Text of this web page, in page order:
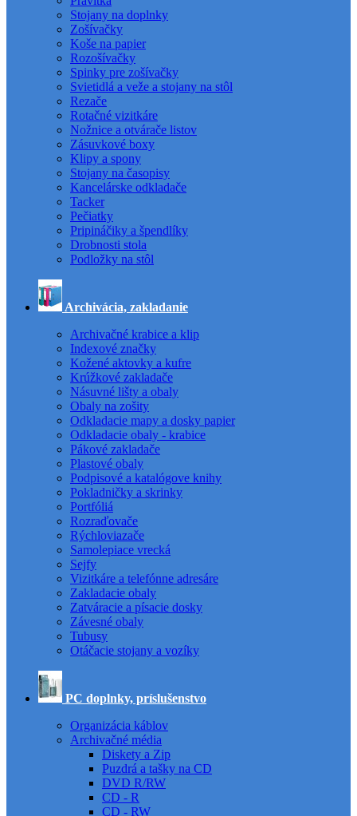
Stojany na doplnky
Zošívačky
Koše na papier
Rozošívačky
Spinky pre zošívačky
Svietidlá a veže a stojany na stôl
Rezače
Rotačné vizitkáre
Nožnice a otvárače listov
Zásuvkové boxy
Klipy a spony
Stojany na časopisy
Kancelárske odkladače
Tacker
Pečiatky
Pripináčiky a špendlíky
Drobnosti stola
Podložky na stôl
Archivácia, zakladanie
Archivačné krabice a klip
Indexové značky
Kožené aktovky a kufre
Krúžkové zakladače
Násuvné lišty a obaly
Obaly na zošity
Odkladacie mapy a dosky papier
Odkladacie obaly - krabice
Pákové zakladače
Plastové obaly
Podpisové a katalógove knihy
Pokladničky a skrinky
Portfóliá
Rozraďovače
Rýchloviazače
Samolepiace vrecká
Sejfy
Vizitkáre a telefónne adresáre
Zakladacie obaly
Zatváracie a písacie dosky
Závesné obaly
Tubusy
Otáčacie stojany a vozíky
PC doplnky, príslušenstvo
Organizácia káblov
Archivačné média
Diskety a Zip
Puzdrá a tašky na CD
DVD R/RW
CD - R
CD - RW